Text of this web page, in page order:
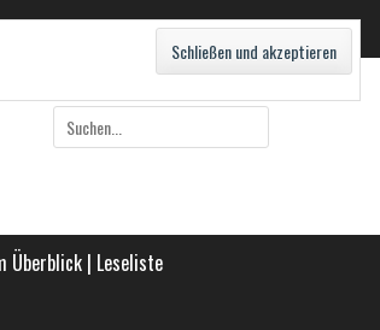
Suche
nach:
Überblick | Leseliste